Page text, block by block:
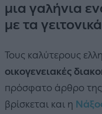
μια γαλήνια
με τα
Τους καλύτερους
οικογενειακές
πρόσφατο άρθρο
βρίσκεται και η